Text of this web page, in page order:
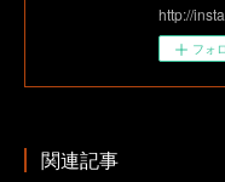
http://
フォ
関連記事